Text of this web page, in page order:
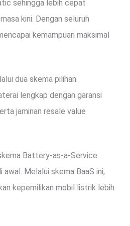
sehingga lebih cepat
kini. Dengan seluruh
kemampuan maksimal
dua skema pilihan.
lengkap dengan garansi
jaminan resale value
Battery-as-a-Service
Melalui skema BaaS ini,
kepemilikan mobil listrik lebih